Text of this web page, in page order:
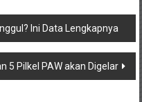
Ini Data Lengkapnya
5 Pilkel PAW akan Digelar